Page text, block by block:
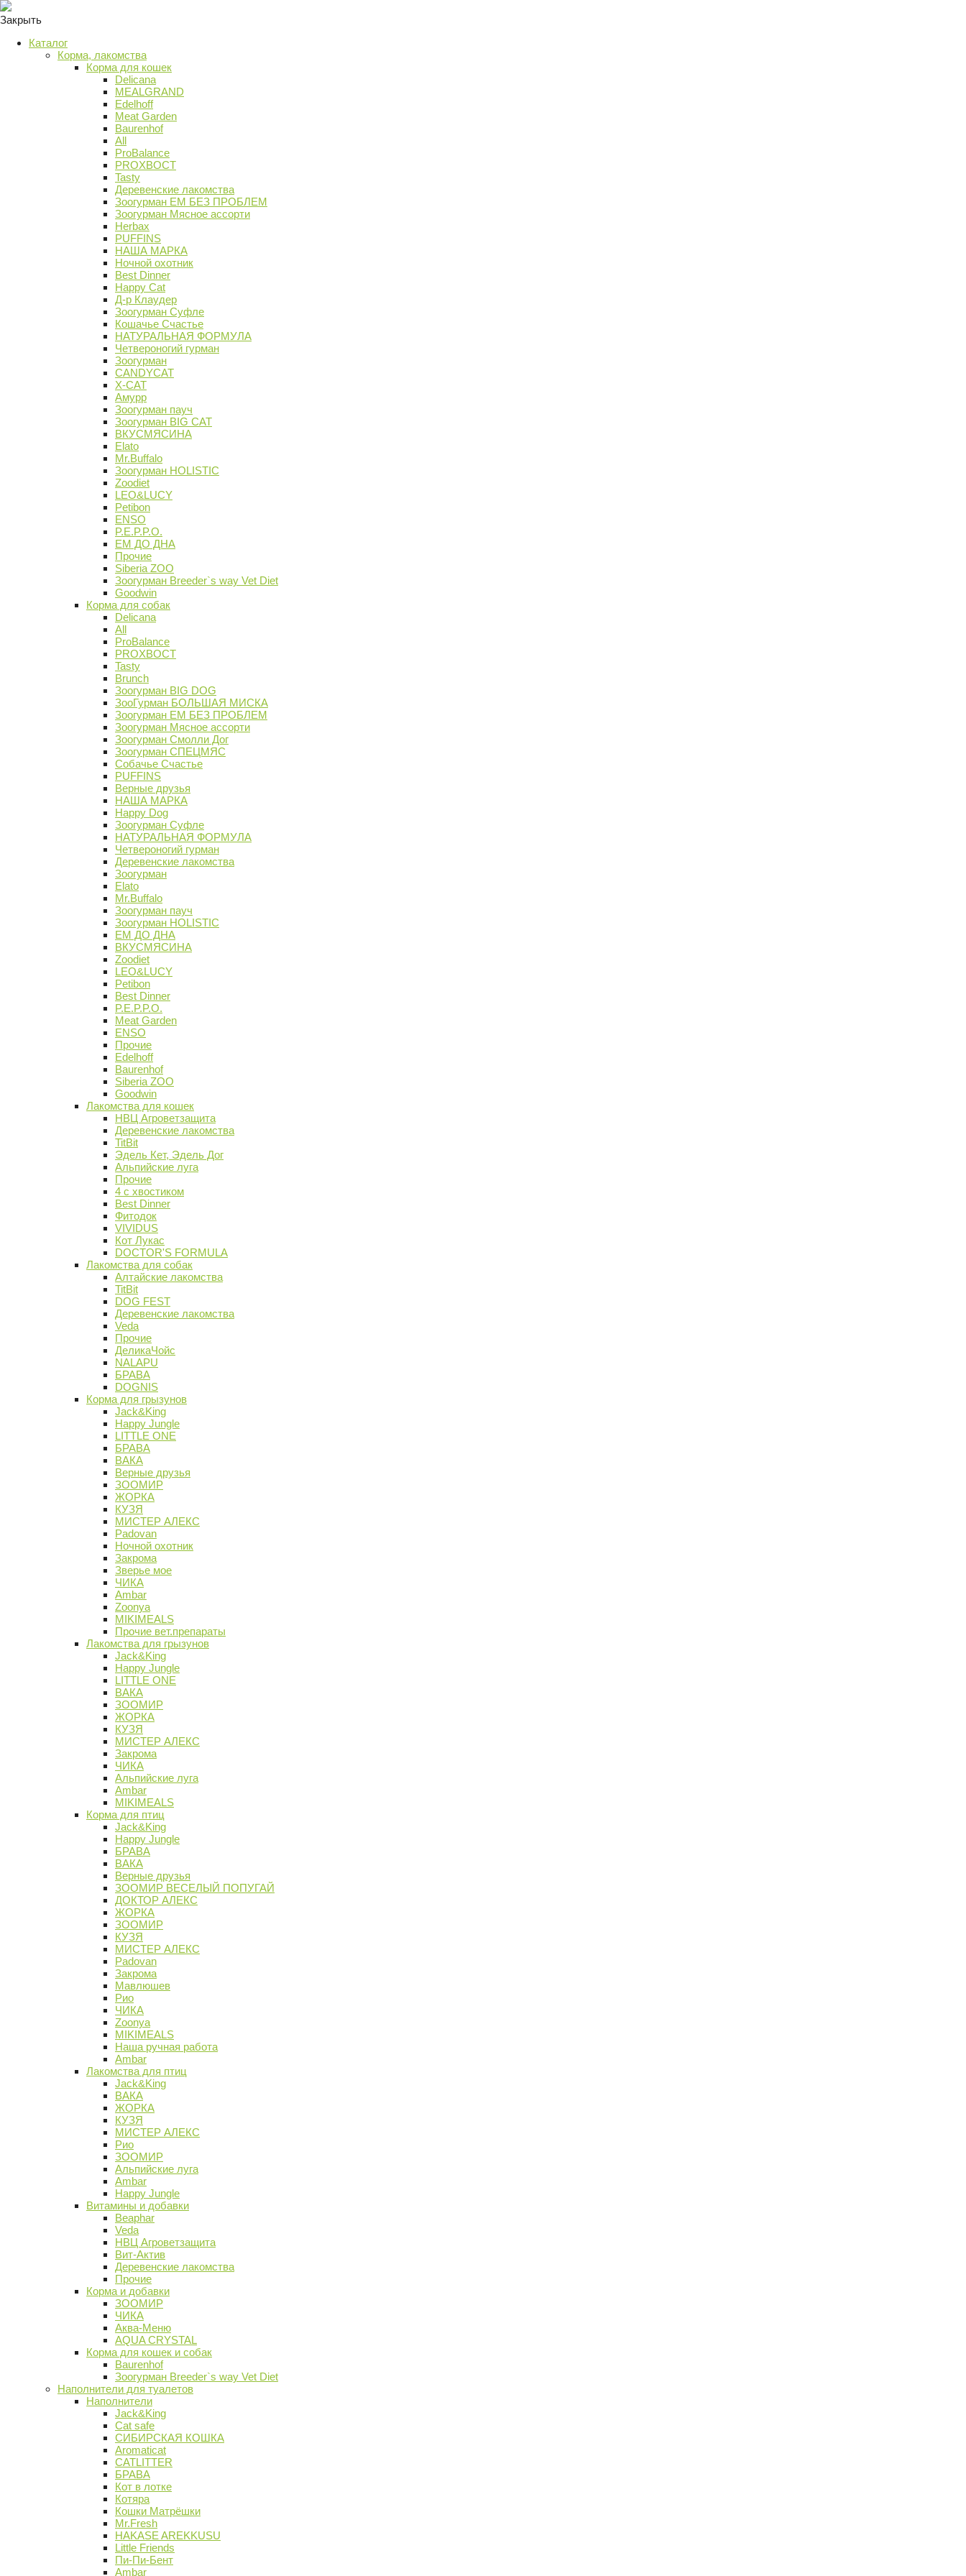
Закрыть
Каталог
Корма, лакомства
Корма для кошек
Delicana
MEALGRAND
Edelhoff
Meat Garden
Baurenhof
All
ProBalance
PROХВОСТ
Tasty
Деревенские лакомства
Зоогурман ЕМ БЕЗ ПРОБЛЕМ
Зоогурман Мясное ассорти
Herbax
PUFFINS
НАША МАРКА
Ночной охотник
Best Dinner
Happy Cat
Д-р Клаудер
Зоогурман Суфле
Кошачье Счастье
НАТУРАЛЬНАЯ ФОРМУЛА
Четвероногий гурман
Зоогурман
CANDYCAT
X-CAT
Амурр
Зоогурман пауч
Зоогурман BIG CAT
ВКУСМЯСИНА
Elato
Mr.Buffalo
Зоогурман HOLISTIC
Zoodiet
LEO&LUCY
Petibon
ENSO
P.E.P.P.O.
ЕМ ДО ДНА
Прочие
Siberia ZOO
Зоогурман Breeder`s way Vet Diet
Goodwin
Корма для собак
Delicana
All
ProBalance
PROХВОСТ
Tasty
Brunch
Зоогурман BIG DOG
ЗооГурман БОЛЬШАЯ МИСКА
Зоогурман ЕМ БЕЗ ПРОБЛЕМ
Зоогурман Мясное ассорти
Зоогурман Смолли Дог
Зоогурман СПЕЦМЯС
Собачье Счастье
PUFFINS
Верные друзья
НАША МАРКА
Happy Dog
Зоогурман Суфле
НАТУРАЛЬНАЯ ФОРМУЛА
Четвероногий гурман
Деревенские лакомства
Зоогурман
Elato
Mr.Buffalo
Зоогурман пауч
Зоогурман HOLISTIC
ЕМ ДО ДНА
ВКУСМЯСИНА
Zoodiet
LEO&LUCY
Petibon
Best Dinner
P.E.P.P.O.
Meat Garden
ENSO
Прочие
Edelhoff
Baurenhof
Siberia ZOO
Goodwin
Лакомства для кошек
НВЦ Агроветзащита
Деревенские лакомства
TitBit
Эдель Кет, Эдель Дог
Альпийские луга
Прочие
4 с хвостиком
Best Dinner
Фитодок
VIVIDUS
Кот Лукас
DOCTOR'S FORMULA
Лакомства для собак
Алтайские лакомства
TitBit
DOG FEST
Деревенские лакомства
Veda
Прочие
ДеликаЧойс
NALAPU
БРАВА
DOGNIS
Корма для грызунов
Jack&King
Happy Jungle
LITTLE ONE
БРАВА
ВАКА
Верные друзья
ЗООМИР
ЖОРКА
КУЗЯ
МИСТЕР АЛЕКС
Padovan
Ночной охотник
Закрома
Зверье мое
ЧИКА
Ambar
Zoonya
MIKIMEALS
Прочие вет.препараты
Лакомства для грызунов
Jack&King
Happy Jungle
LITTLE ONE
ВАКА
ЗООМИР
ЖОРКА
КУЗЯ
МИСТЕР АЛЕКС
Закрома
ЧИКА
Альпийские луга
Ambar
MIKIMEALS
Корма для птиц
Jack&King
Happy Jungle
БРАВА
ВАКА
Верные друзья
ЗООМИР ВЕСЕЛЫЙ ПОПУГАЙ
ДОКТОР АЛЕКС
ЖОРКА
ЗООМИР
КУЗЯ
МИСТЕР АЛЕКС
Padovan
Закрома
Мавлюшев
Рио
ЧИКА
Zoonya
MIKIMEALS
Наша ручная работа
Ambar
Лакомства для птиц
Jack&King
ВАКА
ЖОРКА
КУЗЯ
МИСТЕР АЛЕКС
Рио
ЗООМИР
Альпийские луга
Ambar
Happy Jungle
Витамины и добавки
Beaphar
Veda
НВЦ Агроветзащита
Вит-Актив
Деревенские лакомства
Прочие
Корма и добавки
ЗООМИР
ЧИКА
Аква-Меню
AQUA CRYSTAL
Корма для кошек и собак
Baurenhof
Зоогурман Breeder`s way Vet Diet
Наполнители для туалетов
Наполнители
Jack&King
Cat safe
СИБИРСКАЯ КОШКА
Aromaticat
CATLITTER
БРАВА
Кот в лотке
Котяра
Кошки Матрёшки
Mr.Fresh
HAKASE AREKKUSU
Little Friends
Пи-Пи-Бент
Ambar